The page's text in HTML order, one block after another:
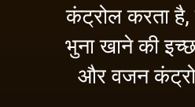
कंट्रोल करता
भुना खाने की
और वजन